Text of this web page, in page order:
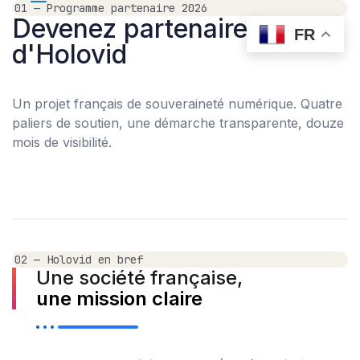
01 — Programme partenaire 2026
Devenez partenaire
d'Holovid
Un projet français de souveraineté numérique. Quatre
paliers de soutien, une démarche transparente, douze
mois de visibilité.
02 — Holovid en bref
Une société française,
une mission claire
FR